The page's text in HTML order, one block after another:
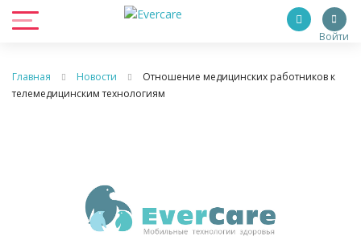
Войти
Главная Новости
Отношение медицинских работников к
телемедицинским технологиям